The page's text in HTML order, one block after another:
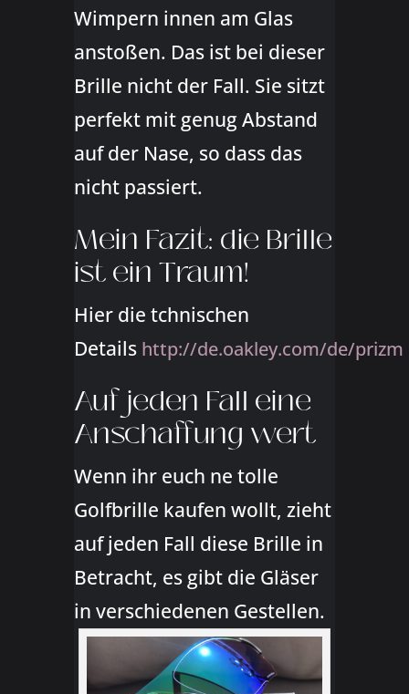
Wimpern innen am Glas
anstoßen. Das ist bei dieser
Brille nicht der Fall. Sie sitzt
perfekt mit genug Abstand
auf der Nase, so dass das
nicht passiert.
Mein Fazit: die Brille
ist ein Traum!
Hier die tchnischen
Details http://de.oakley.com/de/prizm
Auf jeden Fall eine
Anschaffung wert
Wenn ihr euch ne tolle
Golfbrille kaufen wollt, zieht
auf jeden Fall diese Brille in
Betracht, es gibt die Gläser
in verschiedenen Gestellen.